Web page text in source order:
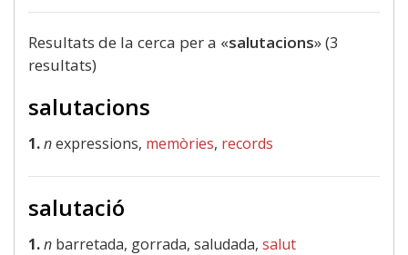
Resultats de la cerca per a «salutacions» (3
resultats)
salutacions
1.nexpressions, memòries, records
salutació
1.n barretada, gorrada, saludada, salut